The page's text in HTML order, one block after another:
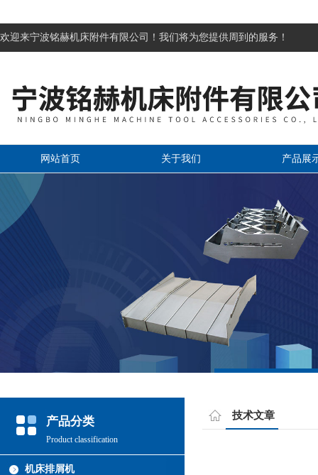
欢迎来宁波铭赫机床附件有限公司！我们将为您提供周到的服务！
网站首页 关于我们 产品展
产品分类
Product classification
机床排屑机
技术文章